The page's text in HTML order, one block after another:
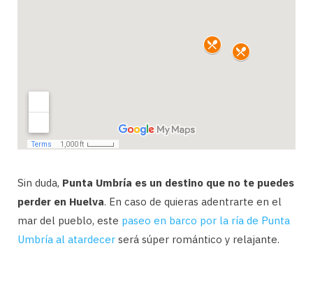
Sin duda, Punta Umbría es un destino que no te puedes
perder en Huelva. En caso de quieras adentrarte en el
mar del pueblo, este paseo en barco por la ría de Punta
Umbría al atardecer será súper romántico y relajante.